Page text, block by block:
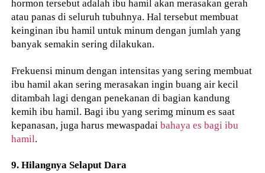
hormon tersebut adalah ibu hamil akan merasakan gerah
atau panas di seluruh tubuhnya. Hal tersebut membuat
keinginan ibu hamil untuk minum dengan jumlah yang
banyak semakin sering dilakukan.
Frekuensi minum dengan intensitas yang sering membuat
ibu hamil akan sering merasakan ingin buang air kecil
ditambah lagi dengan penekanan di bagian kandung
kemih ibu hamil. Bagi ibu yang serimg minum es saat
kepanasan, juga harus mewaspadaibahaya es bagi ibu
hamil.
9. Hilangnya Selaput Dara